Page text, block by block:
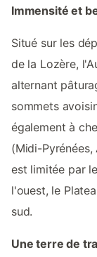
Immensité et
Situé sur les
de la Lozère,
alternant
sommets
également à
(Midi-
est limitée par
l'ouest, le
sud.
Une terre de